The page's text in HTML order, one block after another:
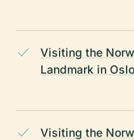
Visiting the
Landmark in
Visiting the